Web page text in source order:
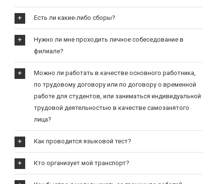
Есть ли какие-либо сборы?
Нужно ли мне проходить личное собеседование в
филиале?
Можно ли работать в качестве основного работника,
по трудовому договору или по договору о временной
работе для студентов, или заниматься индивидуальной
трудовой деятельностью в качестве самозанятого
лица?
Как проводится языковой тест?
Кто организует мой транспорт?